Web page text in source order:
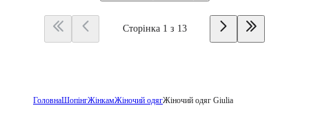
Сторінка 1 з 13
ГоловнаШопінгЖінкамЖіночий одягЖіночий одяг Giulia